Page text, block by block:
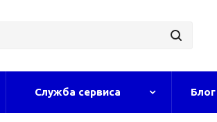
Служба сервиса Блог